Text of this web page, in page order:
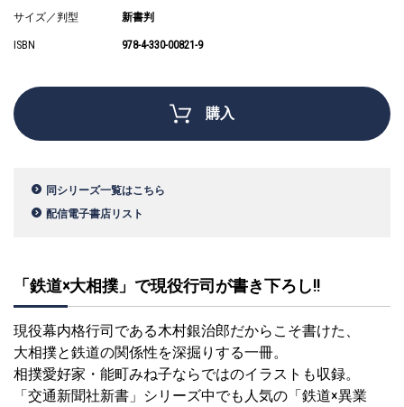
サイズ／判型 新書判
ISBN 978-4-330-00821-9
購入
同シリーズ一覧はこちら
配信電子書店リスト
「鉄道×大相撲」で現役行司が書き下ろし!!
現役幕内格行司である木村銀治郎だからこそ書けた、
大相撲と鉄道の関係性を深掘りする一冊。
相撲愛好家・能町みね子ならではのイラストも収録。
「交通新聞社新書」シリーズ中でも人気の「鉄道×異業